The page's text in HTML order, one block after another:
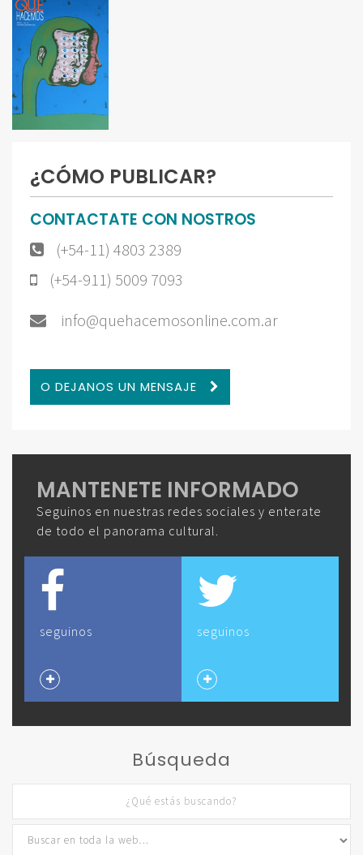
¿CÓMO PUBLICAR?
CONTACTATE CON NOSTROS
(+54-11) 4803 2389
(+54-911) 5009 7093
info@quehacemosonline.com.ar
O DEJANOS UN MENSAJE
MANTENETE INFORMADO
Seguinos en nuestras redes sociales y enterate
de todo el panorama cultural.
seguinos seguinos
Búsqueda